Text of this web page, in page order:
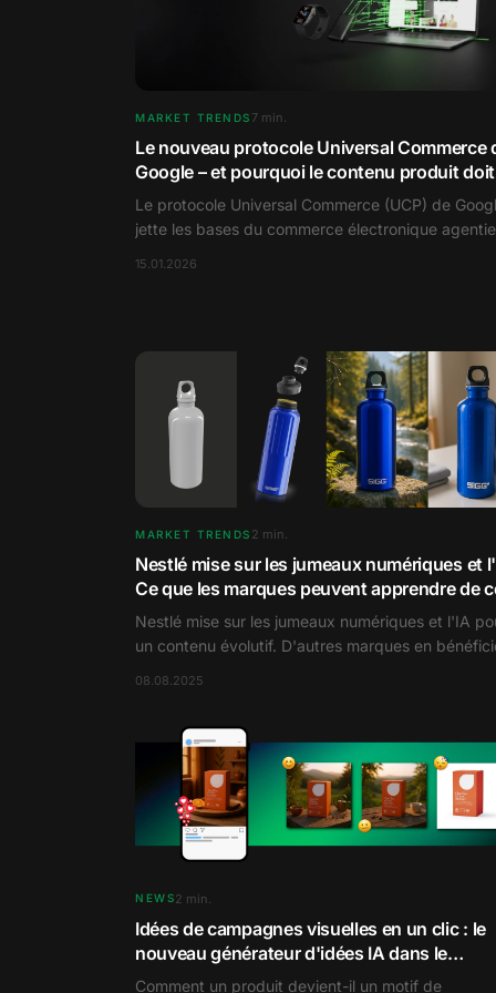
MARKET TRENDS 7 min.
Le nouveau protocole Universal Commerce
Google – et pourquoi le contenu produit doit
être repensé
Le protocole Universal Commerce (UCP) de
jette les bases du commerce électronique
15.01.2026
MARKET TRENDS 2 min.
Nestlé mise sur les jumeaux numériques et
Ce que les marques peuvent apprendre de
modèle de contenu
Nestlé mise sur les jumeaux numériques et l'IA
un contenu évolutif. D'autres marques en
08.08.2025
NEWS2 min.
Idées de campagnes visuelles en un clic : le
nouveau générateur d'idées IA dans le
RenderThat Hub
Comment un produit devient-il un motif de